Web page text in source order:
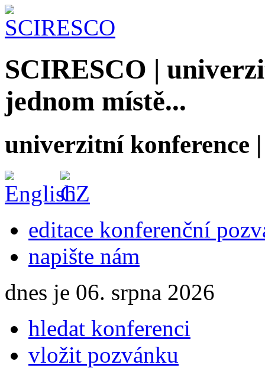
SCIRESCO |
jednom místě...
univerzitní konference
editace konferenční
napište nám
dnes je 06. srpna 2026
hledat konferenci
vložit pozvánku